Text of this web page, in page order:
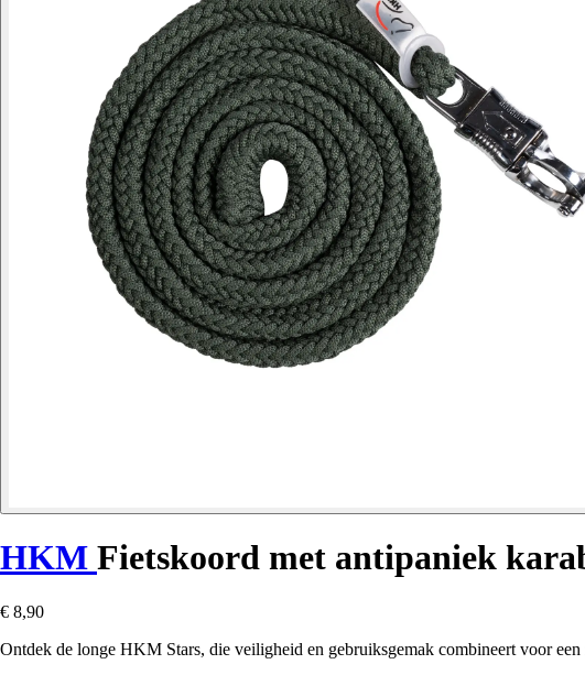
HKM Fietskoord met antipaniek
€ 8,90
Ontdek de longe HKM Stars, die veiligheid en gebruiksgemak combineert voor